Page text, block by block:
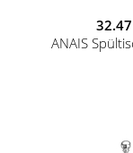
ANAIS